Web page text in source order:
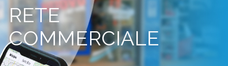
RETE
COMMERCIALE